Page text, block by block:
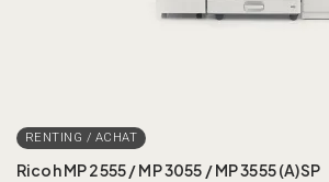
Ricoh MP 2555 / MP 3055 / MP 3555 (A)SP